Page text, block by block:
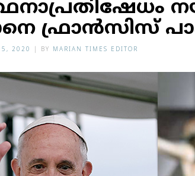
ഫ്രാന്‍സിസ്
5, 2020 BY MARIAN TIMES EDITOR